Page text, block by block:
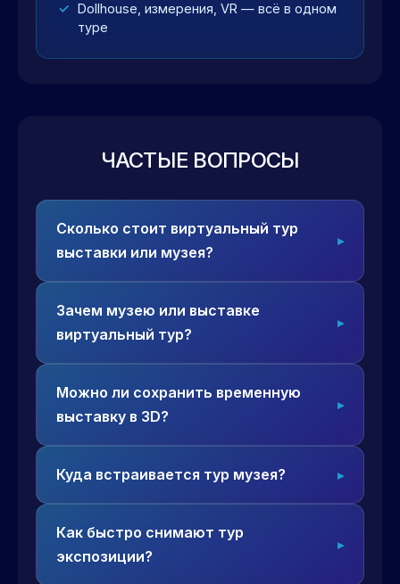
Dollhouse, измерения, VR — всё в одном
туре
ЧАСТЫЕ ВОПРОСЫ
Сколько стоит виртуальный тур
выставки или музея?
Зачем музею или выставке
виртуальный тур?
Можно ли сохранить временную
выставку в 3D?
Куда встраивается тур музея?
Как быстро снимают тур
экспозиции?